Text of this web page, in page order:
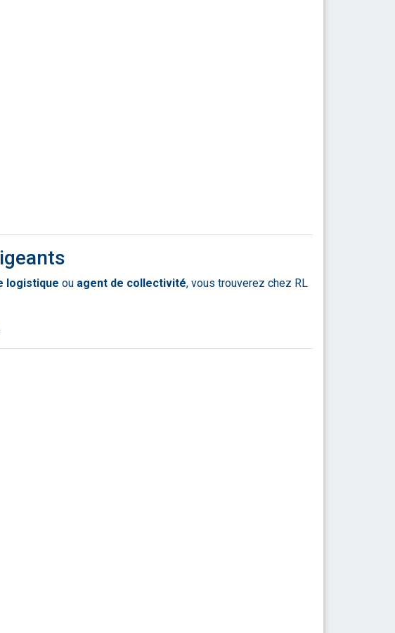
logistique ou agent de collectivité, vous trouverez chez RL